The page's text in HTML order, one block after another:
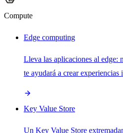
Compute
Edge computing
Lleva las aplicaciones al edge:
te ayudará a crear experiencias
Key Value Store
Un Key Value Store